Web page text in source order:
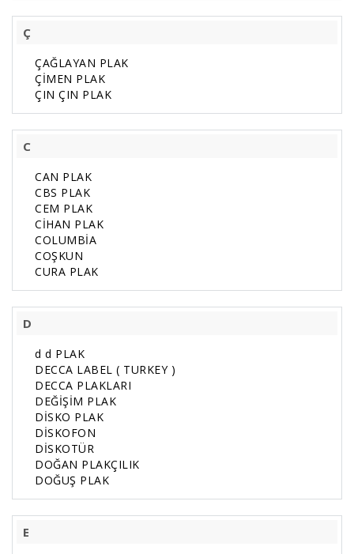
Ç
ÇAĞLAYAN PLAK
ÇİMEN PLAK
ÇIN ÇIN PLAK
C
CAN PLAK
CBS PLAK
CEM PLAK
CİHAN PLAK
COLUMBİA
COŞKUN
CURA PLAK
D
d d PLAK
DECCA LABEL ( TURKEY )
DECCA PLAKLARI
DEĞİŞİM PLAK
DİSKO PLAK
DİSKOFON
DİSKOTÜR
DOĞAN PLAKÇILIK
DOĞUŞ PLAK
E